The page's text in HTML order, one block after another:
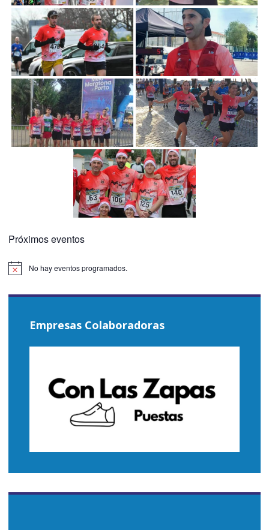
Próximos eventos
Aviso No hay eventos programados.
Empresas Colaboradoras